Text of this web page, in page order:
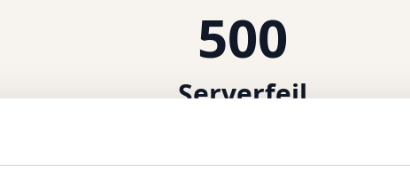
500
Serverfejl
en intern serverfejl. Vi arbejder på at løse
igen senere.